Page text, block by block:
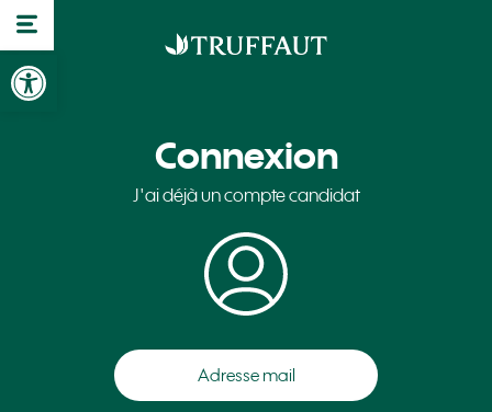
Ouvrir la barre d’outils
Connexion
J'ai déjà un compte candidat